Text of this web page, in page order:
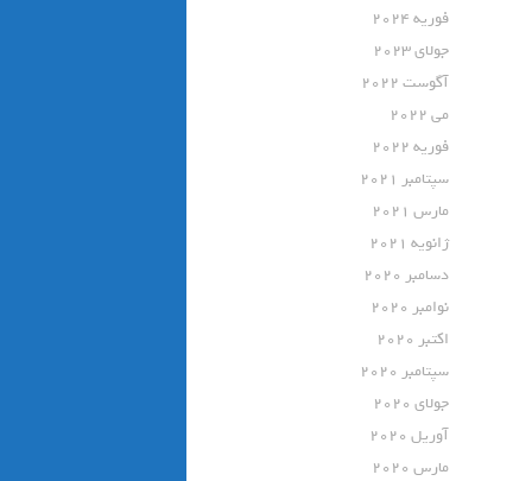
فوریه 2024
جولای 2023
آگوست 2022
می 2022
فوریه 2022
سپتامبر 2021
مارس 2021
ژانویه 2021
دسامبر 2020
نوامبر 2020
اکتبر 2020
سپتامبر 2020
جولای 2020
آوریل 2020
مارس 2020